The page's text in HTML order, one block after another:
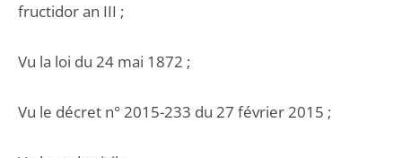
fructidor an III ;
Vu la loi du 24 mai 1872 ;
Vu le décret n° 2015-233 du 27 février 2015 ;